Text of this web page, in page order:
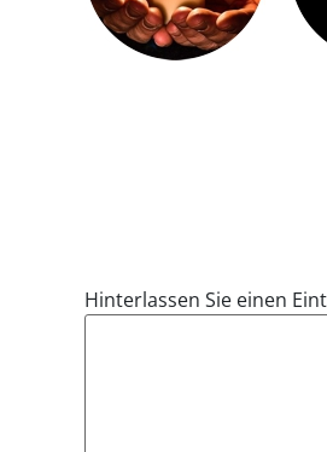
Hinterlassen Sie einen